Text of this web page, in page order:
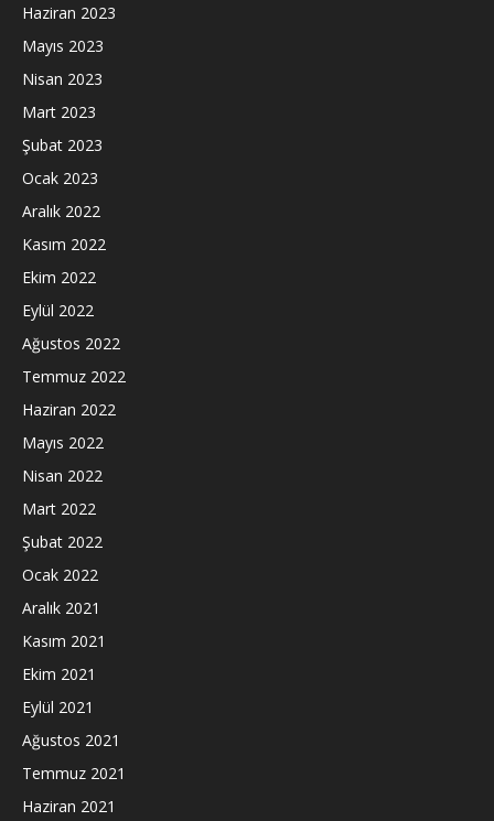
Haziran 2023
Mayıs 2023
Nisan 2023
Mart 2023
Şubat 2023
Ocak 2023
Aralık 2022
Kasım 2022
Ekim 2022
Eylül 2022
Ağustos 2022
Temmuz 2022
Haziran 2022
Mayıs 2022
Nisan 2022
Mart 2022
Şubat 2022
Ocak 2022
Aralık 2021
Kasım 2021
Ekim 2021
Eylül 2021
Ağustos 2021
Temmuz 2021
Haziran 2021